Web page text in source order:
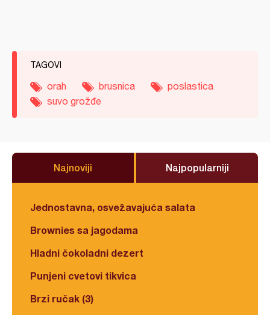
TAGOVI
orah brusnica
poslastica
suvo grožđe
Najnoviji Najpopularniji
Jednostavna, osvežavajuća salata
Brownies sa jagodama
Hladni čokoladni dezert
Punjeni cvetovi tikvica
Brzi ručak (3)